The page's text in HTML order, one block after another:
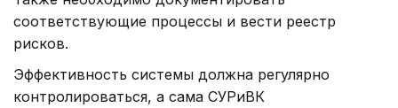
соответствующие процессы и вести реестр
рисков.
Эффективность системы должна регулярно
контролироваться, а сама СУРиВК